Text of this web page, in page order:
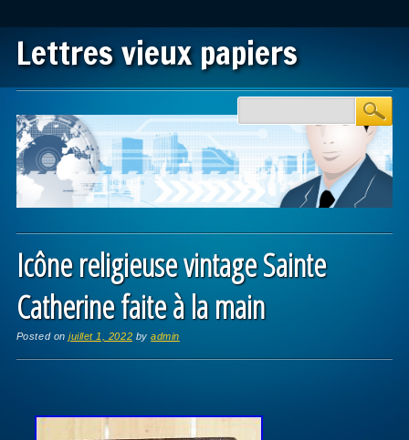
Lettres vieux papiers
Main menu
Icône religieuse vintage Sainte
Catherine faite à la main
Posted onjuillet 1, 2022 byadmin